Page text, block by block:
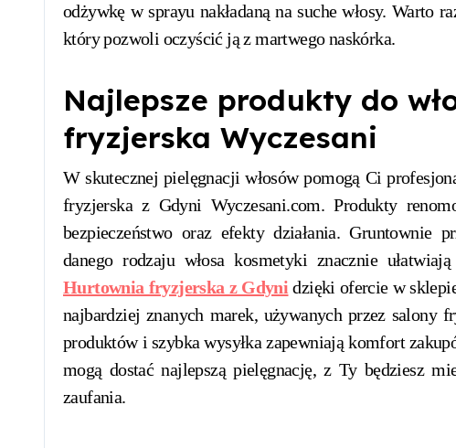
odżywkę w sprayu nakładaną na suche włosy. Warto
który pozwoli oczyścić ją z martwego naskórka.
Najlepsze produkty do
fryzjerska Wyczesani
W skutecznej pielęgnacji włosów pomogą Ci
fryzjerska z Gdyni Wyczesani.com. Produkty
bezpieczeństwo oraz efekty działania. Gruntownie
danego rodzaju włosa kosmetyki znacznie
Hurtownia fryzjerska z Gdyni dzięki ofercie w
najbardziej znanych marek, używanych przez salony
produktów i szybka wysyłka zapewniają komfort
mogą dostać najlepszą pielęgnację, z Ty będziesz
zaufania.